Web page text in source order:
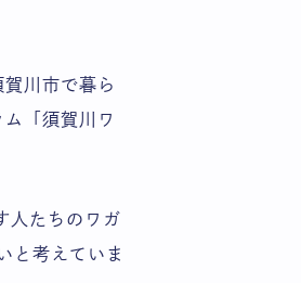
川市で暮ら
「須賀川ワ
人たちのワガ
と考えていま